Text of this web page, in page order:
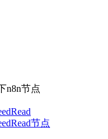
n8n节点
节点